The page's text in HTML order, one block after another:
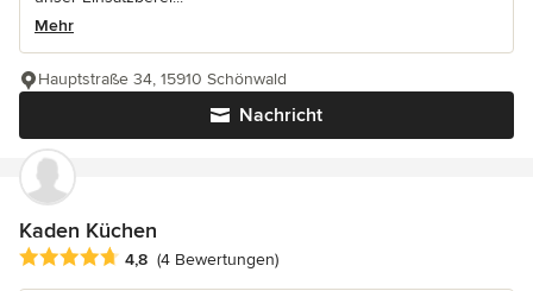
Mehr
Nachricht
Hauptstraße 34, 15910 Schönwald
Kaden Küchen
Durchschnittliche Bewertung: 4.8 von 5 Sternen
4,8 (4 Bewertungen)